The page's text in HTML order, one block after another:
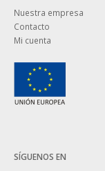
Nuestra empresa
Contacto
Mi cuenta
SÍGUENOS EN